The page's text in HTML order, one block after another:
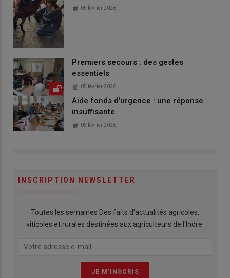
05 février 2026
Premiers secours : des gestes
essentiels
05 février 2026
Aide fonds d'urgence : une réponse
insuffisante
05 février 2026
INSCRIPTION NEWSLETTER
Toutes les semaines Des faits d'actualités agricoles,
viticoles et rurales destinées aux agriculteurs de l'Indre.